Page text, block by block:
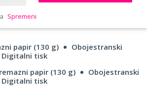
Spremeni
papir (130 g)
Obojestranski
Digitalni tisk
papir (130 g)
Obojestranski
Digitalni tisk